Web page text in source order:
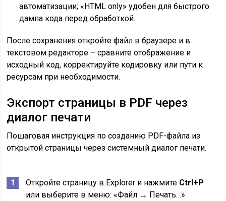
автоматизации; «HTML only» удобен для быстрого
дампа кода перед обработкой.
После сохранения откройте файл в браузере и в
текстовом редакторе – сравните отображение и
исходный код, корректируйте кодировку или пути к
ресурсам при необходимости.
Экспорт страницы в PDF через
диалог печати
Пошаговая инструкция по созданию PDF-файла из
открытой страницы через системный диалог печати.
Откройте страницу в Explorer и нажмите Ctrl+P
или выберите в меню: «Файл → Печать…».